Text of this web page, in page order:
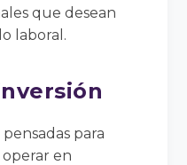
que desean
laboral.
para
operar en